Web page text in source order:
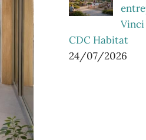
CDC Habitat
24/07/2026